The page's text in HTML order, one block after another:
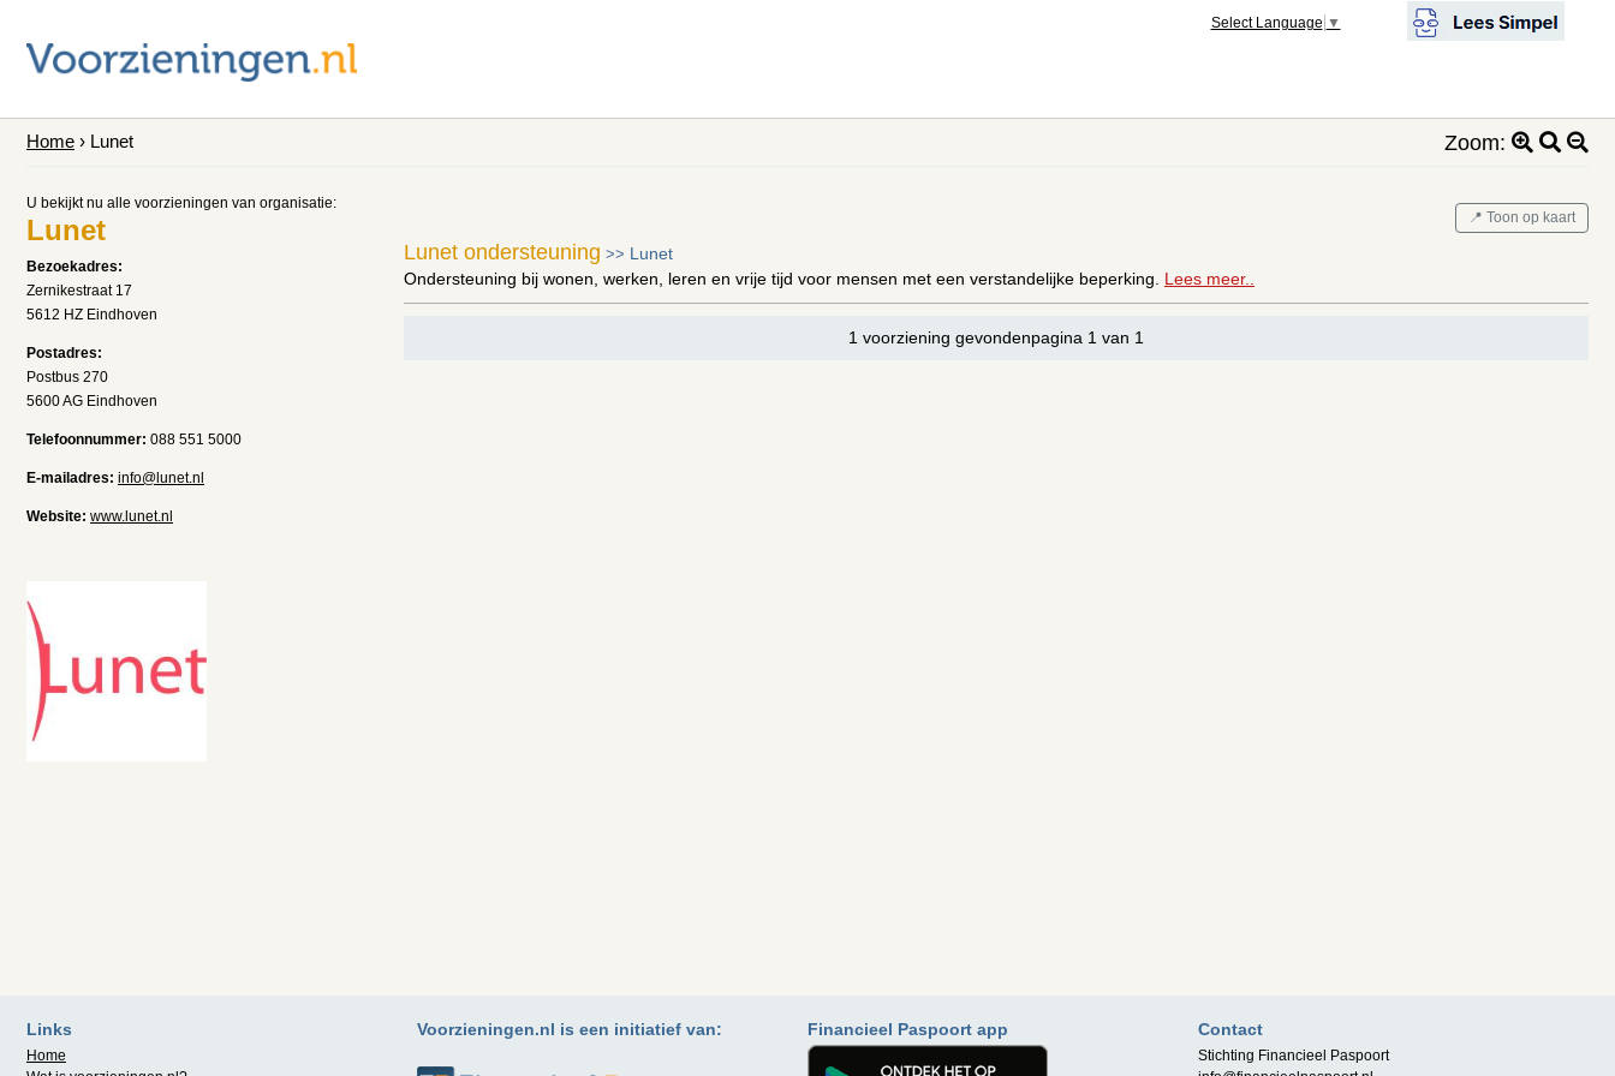
Select Language ▼
Home › Lunet Zoom:
U bekijkt nu alle voorzieningen van organisatie:
Lunet
Bezoekadres:
Zernikestraat 17
5612 HZ Eindhoven
Postadres:
Postbus 270
5600 AG Eindhoven
Telefoonnummer: 088 551 5000
E-mailadres: info@lunet.nl
Website: www.lunet.nl
📍 Toon op kaart
Lunet ondersteuning >> Lunet
Ondersteuning bij wonen, werken, leren en vrije tijd voor mensen met een verstandelijke beperking. Lees meer..
1 voorziening gevondenpagina 1 van 1
Links
Home
Voorzieningen.nl is een initiatief van: Financieel Paspoort app Contact
Stichting Financieel Paspoort